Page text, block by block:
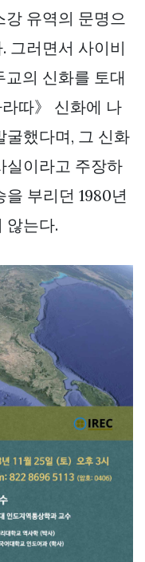
강 유역의 문명으
그러면서 사이비
의 신화를 토대
따》 신화에 나
굴했다며, 그 신화
실이라고 주장하
부리던 1980년
않는다.